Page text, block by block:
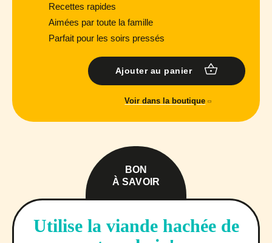
Recettes rapides
Aimées par toute la famille
Parfait pour les soirs pressés
Ajouter au panier
Voir dans la boutique
BON
À SAVOIR
Utilise la viande hachée de